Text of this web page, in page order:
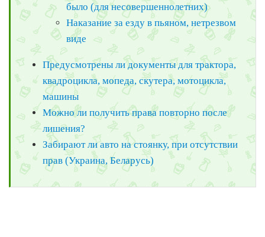
было (для несовершеннолетних)
Наказание за езду в пьяном, нетрезвом
виде
Предусмотрены ли документы для трактора,
квадроцикла, мопеда, скутера, мотоцикла,
машины
Можно ли получить права повторно после
лишения?
Забирают ли авто на стоянку, при отсутствии
прав (Украина, Беларусь)